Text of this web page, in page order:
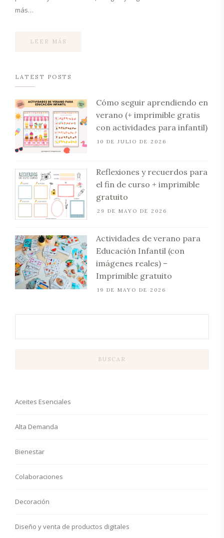
más…
LEER MÁS
LATEST POSTS
Cómo seguir aprendiendo en
verano (+ imprimible gratis
con actividades para infantil)
10 DE JULIO DE 2026
Reflexiones y recuerdos para
el fin de curso + imprimible
gratuito
29 DE MAYO DE 2026
Actividades de verano para
Educación Infantil (con
imágenes reales) –
Imprimible gratuito
19 DE MAYO DE 2026
BUSCAR
Aceites Esenciales
Alta Demanda
Bienestar
Colaboraciones
Decoración
Diseño y venta de productos digitales